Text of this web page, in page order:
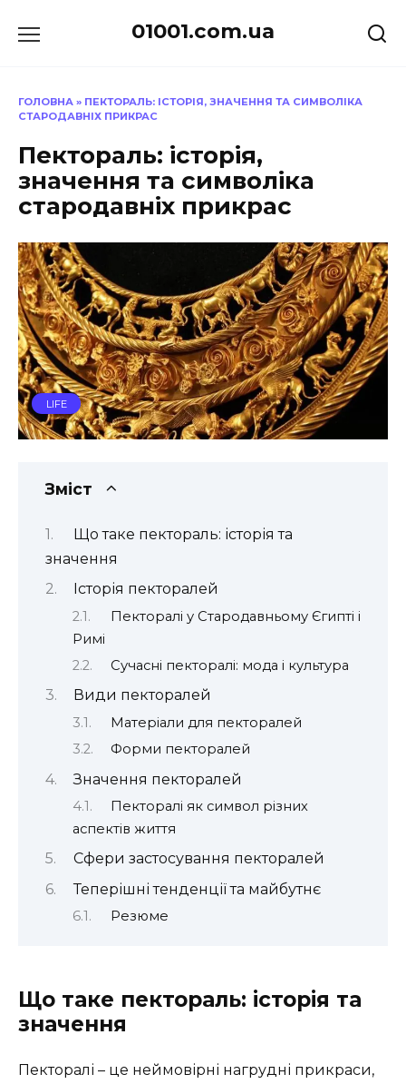
до
01001.com.ua
ГОЛОВНА » ПЕКТОРАЛЬ: ІСТОРІЯ, ЗНАЧЕННЯ ТА СИМВОЛІКА
СТАРОДАВНІХ ПРИКРАС
Пектораль: історія,
значення та символіка
стародавніх прикрас
LIFE
Зміст
Що таке пектораль: історія та
значення
Історія пекторалей
Пекторалі у Стародавньому Єгипті і
Римі
Сучасні пекторалі: мода і культура
Види пекторалей
Матеріали для пекторалей
Форми пекторалей
Значення пекторалей
Пекторалі як символ різних
аспектів життя
Сфери застосування пекторалей
Теперішні тенденції та майбутнє
Резюме
Що таке пектораль: історія та
значення
Пекторалі – це неймовірні нагрудні прикраси,